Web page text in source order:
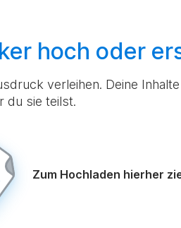
hoch oder
verleihen. Deine
du sie teilst.
Zum Hochladen hierher